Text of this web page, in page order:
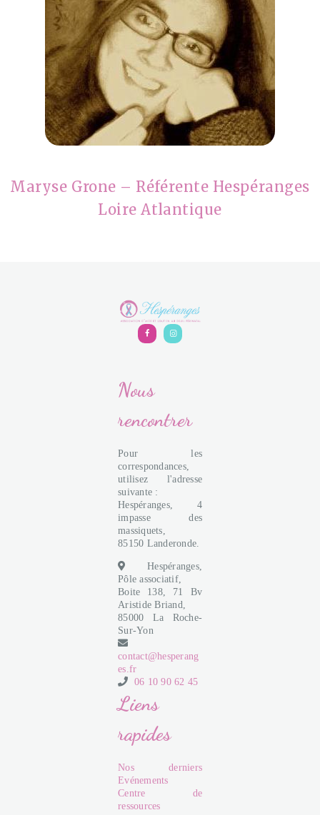
Maryse Grone – Référente Hespéranges
Loire Atlantique
Nous
rencontrer
Pour les
correspondances,
utilisez l'adresse
suivante :
Hespéranges, 4
impasse des
massiquets,
85150 Landeronde.
Hespéranges,
Pôle associatif,
Boite 138, 71 Bv
Aristide Briand,
85000 La Roche-
Sur-Yon
contact@hesperang
es.fr
06 10 90 62 45
Liens
rapides
Nos derniers
Evénements
Centre de
ressources